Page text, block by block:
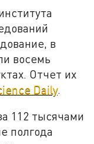
в
восемь
Отчет их
Daily.
112 тысячами
полгода